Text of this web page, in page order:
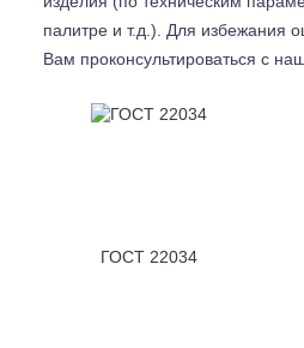
палитре и т.д.). Для избежания
Вам проконсультироваться с
ГОСТ 22034